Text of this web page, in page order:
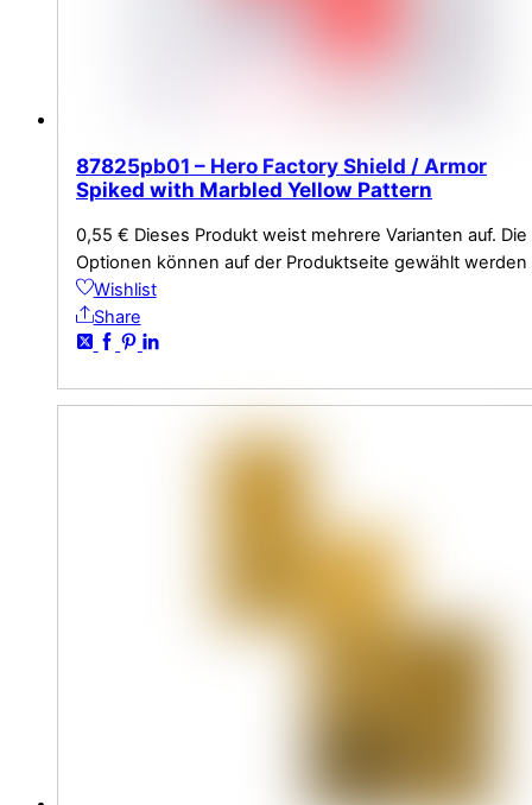
87825pb01 – Hero Factory Shield / Armor
Spiked with Marbled Yellow Pattern
0,55 € Dieses Produkt weist mehrere Varianten auf. Die
Optionen können auf der Produktseite gewählt werden
Wishlist
Share